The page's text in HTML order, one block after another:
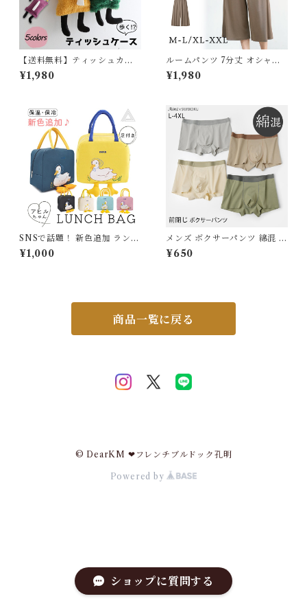
ショップに質問する
【送料無料】ティッシュカバ
ー かわいい ティッシュケース
雑貨 ティッシュボックス イン
チン リビング 車用 横置き コ
ンパクト グリーン イエロー パ
ープル G207
¥1,980
ルームパンツ 7分丈 オシャレ
ゆったり ポケット付き 春 夏
無地 きれいめ カジュアル シン
ウェア ズボン ボトムス 薄手
軽い 5682164 スイモク【水
沐良品】【ルームパンツ 単
品】
¥1,980
SNSで話題！ 新色追加 ランチ
バッグ ランチトート 保冷バッ
グ 保温バッグ 保冷 おしゃれ
愛い アヒル ふわふわ レディー
¥1,000
メンズ ボクサーパンツ 綿混 下
着 前閉じ ストレスフリー 綿た
っぷり 男性用 無地 シンプル
トン グレー L~4XL J-88580
¥650
商品一覧に戻る
© DearKM ❤︎フレンチブルドック孔明
Powered by